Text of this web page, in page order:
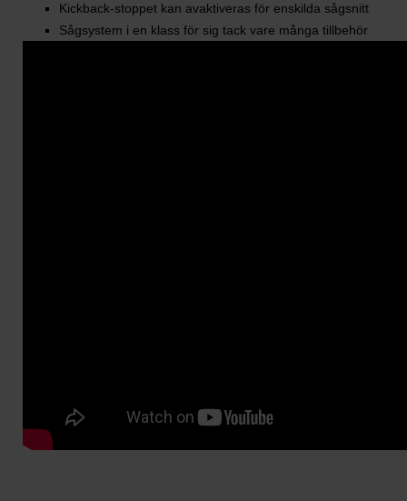
Kickback-stoppet kan avaktiveras för enskilda sågsnitt
Sågsystem i en klass för sig tack vare många tillbehör